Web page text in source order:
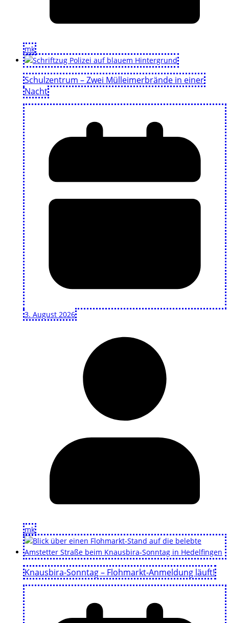
mk
Schulzentrum – Zwei Mülleimerbrände in einer
Nacht
3. August 2026
mk
Knausbira-Sonntag – Flohmarkt-Anmeldung läuft!